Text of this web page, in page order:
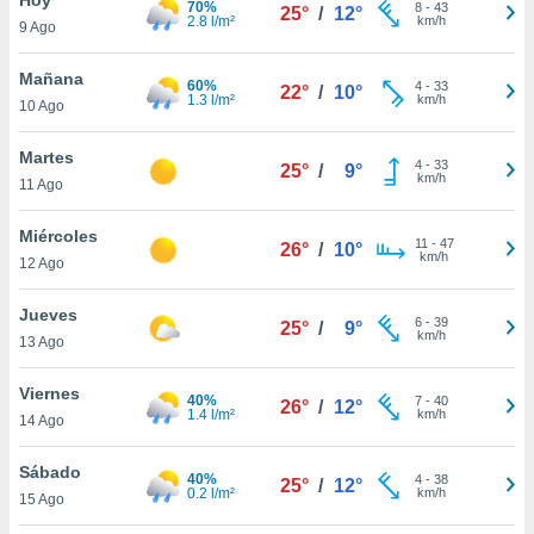
en
más
nuestra
de
cookies
aceptar
9 Ago
70%
2.8 l/m²
25° / 12° 8- 43
km/h
Mañana
10 Ago
60%
1.3 l/m²
22° / 10° 4- 33
km/h
Martes
11 Ago
25° / 9° 4- 33
km/h
Miércoles
12 Ago
26° / 10° 11 - 47
km/h
Jueves
13 Ago
25° / 9° 6- 39
km/h
Viernes
14 Ago
40%
1.4 l/m²
26° / 12° 7- 40
km/h
Sábado
15 Ago
40%
0.2 l/m²
25° / 12° 4- 38
km/h